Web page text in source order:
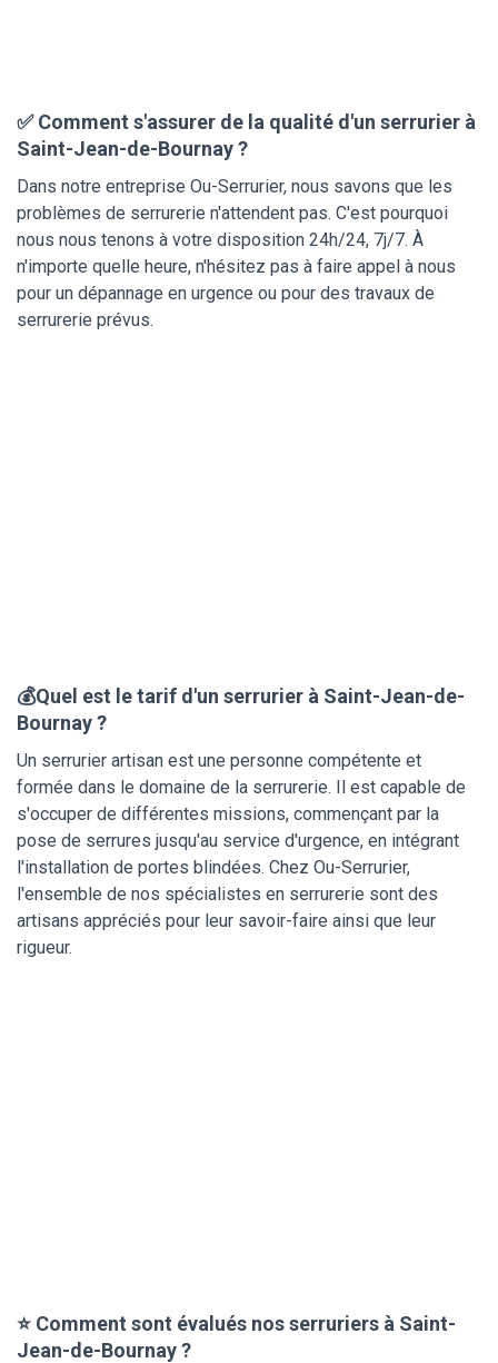
✅ Comment s'assurer de la qualité d'un serrurier à
Saint-Jean-de-Bournay ?
Dans notre entreprise Ou-Serrurier, nous savons que les
problèmes de serrurerie n'attendent pas. C'est pourquoi
nous nous tenons à votre disposition 24h/24, 7j/7. À
n'importe quelle heure, n'hésitez pas à faire appel à nous
pour un dépannage en urgence ou pour des travaux de
serrurerie prévus.
💰Quel est le tarif d'un serrurier à Saint-Jean-de-
Bournay ?
Un serrurier artisan est une personne compétente et
formée dans le domaine de la serrurerie. Il est capable de
s'occuper de différentes missions, commençant par la
pose de serrures jusqu'au service d'urgence, en intégrant
l'installation de portes blindées. Chez Ou-Serrurier,
l'ensemble de nos spécialistes en serrurerie sont des
artisans appréciés pour leur savoir-faire ainsi que leur
rigueur.
⭐ Comment sont évalués nos serruriers à Saint-
Jean-de-Bournay ?